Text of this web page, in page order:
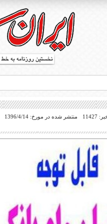
بریل در جهان
منتشر شده در مورخ: 1396/4/14